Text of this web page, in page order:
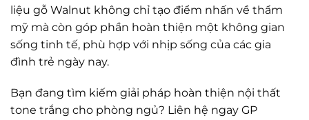
liệu gỗ Walnut không chỉ tạo điểm nhấn về thẩm
mỹ mà còn góp phần hoàn thiện một không gian
sống tinh tế, phù hợp với nhịp sống của các gia
đình trẻ ngày nay.
Bạn đang tìm kiếm giải pháp hoàn thiện nội thất
tone trắng cho phòng ngủ? Liên hệ ngay GP